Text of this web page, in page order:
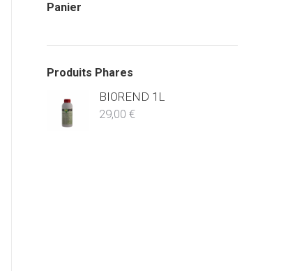
Panier
Produits Phares
BIOREND 1L
29,00 €